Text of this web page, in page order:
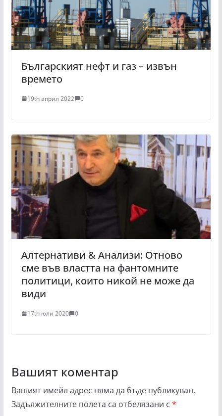
Българският нефт и газ – извън
времето
19th април 2022 0
Алтернативи & Анализи: Отново
сме във властта на фантомните
политици, които никой не може да
види
17th юли 2020 0
Вашият коментар
Вашият имейл адрес няма да бъде публикуван.
Задължителните полета са отбелязани с *